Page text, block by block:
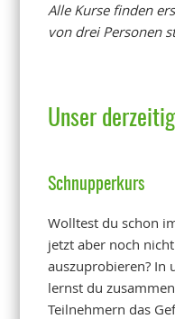
Alle Kurse finden
von drei Personen
Unser
Schnupperkurs
Wolltest du schon
jetzt aber noch
auszuprobieren? In
lernst du
Teilnehmern das